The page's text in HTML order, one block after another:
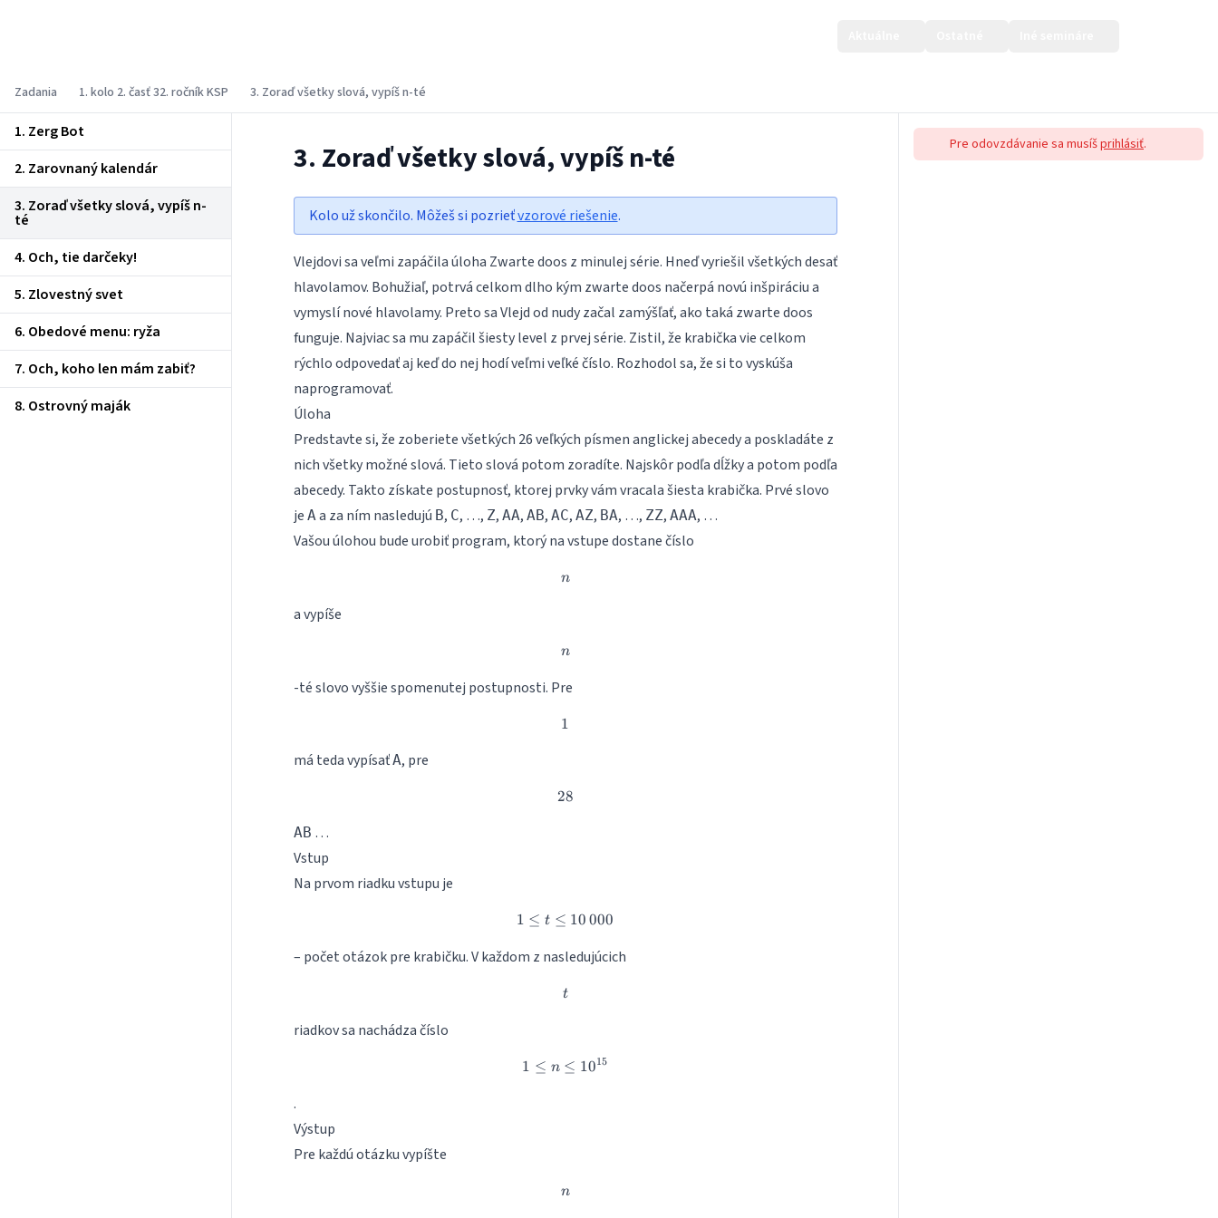
Zadania 1. kolo 2. časť 32. ročník KSP 3. Zoraď všetky slová, vypíš n-té
1. Zerg Bot
2. Zarovnaný kalendár
3. Zoraď všetky slová, vypíš n-
té
4. Och, tie darčeky!
5. Zlovestný svet
6. Obedové menu: ryža
7. Och, koho len mám zabiť?
8. Ostrovný maják
3. Zoraď všetky slová, vypíš n-té
Kolo už skončilo. Môžeš si pozrieťvzorové riešenie.
Vlejdovi sa veľmi zapáčila úloha Zwarte doos z minulej série. Hneď vyriešil všetkých desať
hlavolamov. Bohužiaľ, potrvá celkom dlho kým zwarte doos načerpá novú inšpiráciu a
vymyslí nové hlavolamy. Preto sa Vlejd od nudy začal zamýšľať, ako taká zwarte doos
funguje. Najviac sa mu zapáčil šiesty level z prvej série. Zistil, že krabička vie celkom
rýchlo odpovedať aj keď do nej hodí veľmi veľké číslo. Rozhodol sa, že si to vyskúša
naprogramovať.
Úloha
Predstavte si, že zoberiete všetkých 26 veľkých písmen anglickej abecedy a poskladáte z
nich všetky možné slová. Tieto slová potom zoradíte. Najskôr podľa dĺžky a potom podľa
abecedy. Takto získate postupnosť, ktorej prvky vám vracala šiesta krabička. Prvé slovo
je Aa za ním nasledujú B, C, …, Z, AA, AB, AC, AZ, BA, …, ZZ, AAA, …
Vašou úlohou bude urobiť program, ktorý na vstupe dostane číslo
n
n
a vypíše
n
n
-té slovo vyššie spomenutej postupnosti. Pre
1
1
má teda vypísaťA, pre
28
28
AB …
Vstup
Na prvom riadku vstupu je
1 \leq t \leq 10\,000
1 ≤ t ≤ 10 000
– počet otázok pre krabičku. V každom z nasledujúcich
t
t
riadkov sa nachádza číslo
1 \leq n \leq 10^{15}
1 ≤ n ≤ 1015
.
Výstup
Pre každú otázku vypíšte
n
n
Pre odovzdávanie sa musíšprihlásiť.